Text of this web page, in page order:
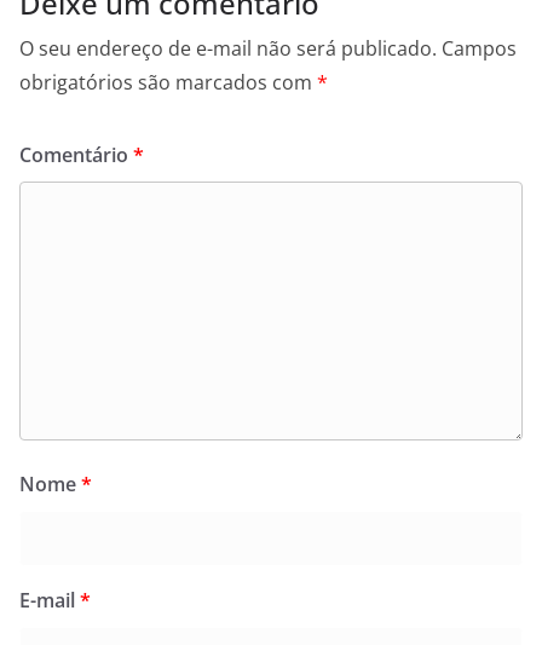
O seu endereço de e-mail não será publicado. Campos
obrigatórios são marcados com *
Comentário *
Nome*
E-mail*